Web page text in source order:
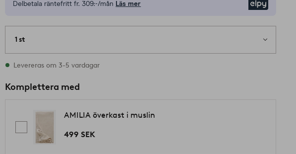
Delbetala räntefritt fr.309:-/mån Läs mer
1 st
I lager
Levereras om 3-5 vardagar
Komplettera med
AMILIA överkast i muslin
499 SEK